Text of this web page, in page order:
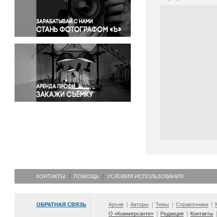
Правосудие
Происшествия и конфликты
Религия
Светская жизнь
Спорт
Экология
Экономика и бизнес
КОНТАКТЫ ПОМОЩЬ УСЛОВИЯ ИСПОЛЬЗОВАНИЯ
ОБРАТНАЯ СВЯЗЬ Архив Авторы Темы Справочники
О «Коммерсанте»
Редакция Контакты